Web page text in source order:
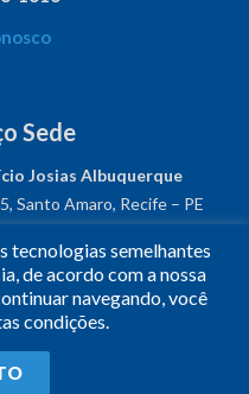
Sede
Josias Albuquerque
Santo Amaro, Recife – PE
0001-61
tecnologias semelhantes
de acordo com a nossa
navegando, você
condições.